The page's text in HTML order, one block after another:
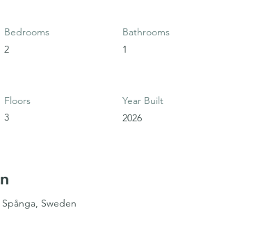
Bedrooms
2
Bathrooms
1
Floors
3
Year Built
2026
Spånga, Sweden